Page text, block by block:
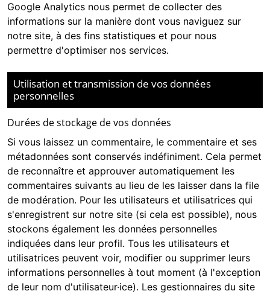
Google Analytics nous permet de collecter des
informations sur la manière dont vous naviguez sur
notre site, à des fins statistiques et pour nous
permettre d'optimiser nos services.
Utilisation et transmission de vos données
personnelles
Durées de stockage de vos données
Si vous laissez un commentaire, le commentaire et ses
métadonnées sont conservés indéfiniment. Cela permet
de reconnaître et approuver automatiquement les
commentaires suivants au lieu de les laisser dans la file
de modération. Pour les utilisateurs et utilisatrices qui
s'enregistrent sur notre site (si cela est possible), nous
stockons également les données personnelles
indiquées dans leur profil. Tous les utilisateurs et
utilisatrices peuvent voir, modifier ou supprimer leurs
informations personnelles à tout moment (à l'exception
de leur nom d'utilisateur·ice). Les gestionnaires du site